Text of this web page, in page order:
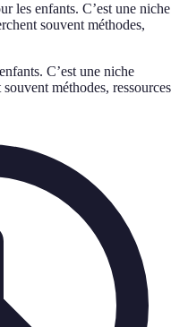
les enfants. C’est une niche
souvent méthodes,
C’est une niche
méthodes, ressources